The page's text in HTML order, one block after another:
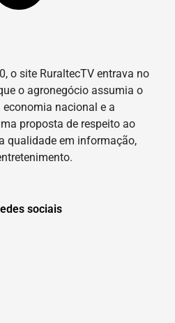
o site RuraltecTV entrava no
o agronegócio assumia o
nacional e a
proposta de respeito ao
qualidade em informação,
sociais